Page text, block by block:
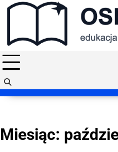
Skip
Miesiąc: